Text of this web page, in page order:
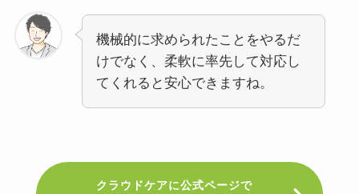
機械的に求められたことをやるだ
けでなく、柔軟に率先して対応し
てくれると安心できますね。
クラウドケアに公式ページで